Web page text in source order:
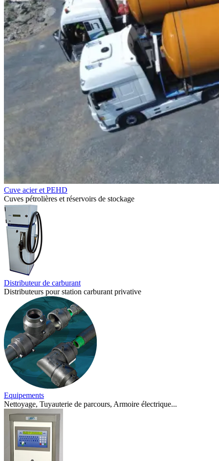
Cuve acier et PEHD
Cuves pétrolières et réservoirs de stockage
Distributeur de carburant
Distributeurs pour station carburant privative
Equipements
Nettoyage, Tuyauterie de parcours, Armoire électrique...